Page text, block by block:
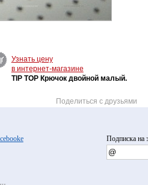
Узнать цену
в интернет-магазине
TIP TOP Крючок двойной малый.
Поделиться с друзьями
Подписка на